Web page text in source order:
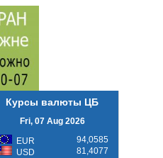
Курсы валюты ЦБ
Fri, 07 Aug 2026
EUR
94,0585
USD
81,4077